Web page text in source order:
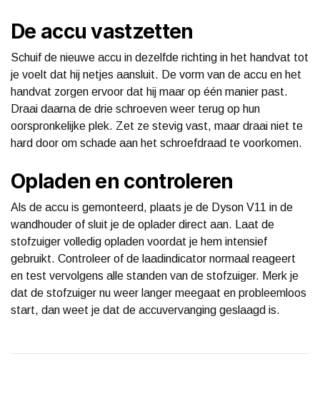
De accu vastzetten
Schuif de nieuwe accu in dezelfde richting in het handvat tot
je voelt dat hij netjes aansluit. De vorm van de accu en het
handvat zorgen ervoor dat hij maar op één manier past.
Draai daarna de drie schroeven weer terug op hun
oorspronkelijke plek. Zet ze stevig vast, maar draai niet te
hard door om schade aan het schroefdraad te voorkomen.
Opladen en controleren
Als de accu is gemonteerd, plaats je de Dyson V11 in de
wandhouder of sluit je de oplader direct aan. Laat de
stofzuiger volledig opladen voordat je hem intensief
gebruikt. Controleer of de laadindicator normaal reageert
en test vervolgens alle standen van de stofzuiger. Merk je
dat de stofzuiger nu weer langer meegaat en probleemloos
start, dan weet je dat de accuvervanging geslaagd is.